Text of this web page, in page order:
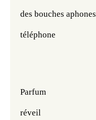
des bouches aphones
téléphone
Parfum
réveil